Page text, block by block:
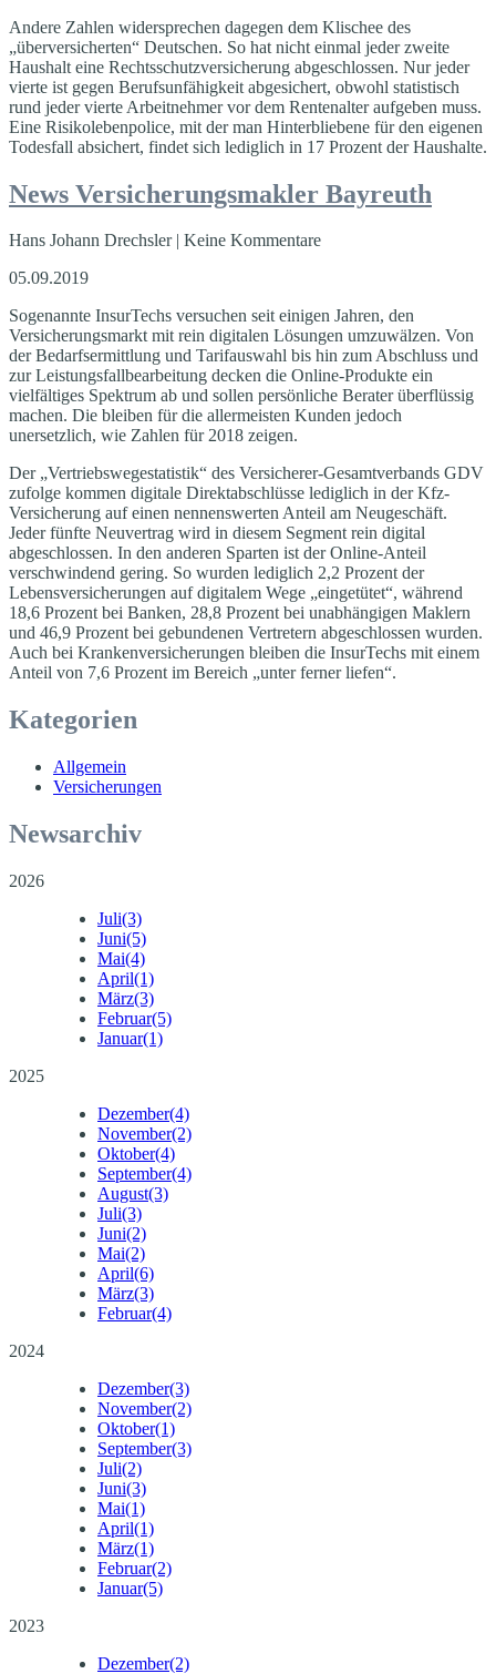
Andere Zahlen widersprechen dagegen dem Klischee des
„überversicherten“ Deutschen. So hat nicht einmal jeder zweite
Haushalt eine Rechtsschutzversicherung abgeschlossen. Nur jeder
vierte ist gegen Berufsunfähigkeit abgesichert, obwohl statistisch
rund jeder vierte Arbeitnehmer vor dem Rentenalter aufgeben muss.
Eine Risikolebenpolice, mit der man Hinterbliebene für den eigenen
Todesfall absichert, findet sich lediglich in 17 Prozent der Haushalte.
News Versicherungsmakler Bayreuth
Hans Johann Drechsler | Keine Kommentare
05.09.2019
Sogenannte InsurTechs versuchen seit einigen Jahren, den
Versicherungsmarkt mit rein digitalen Lösungen umzuwälzen. Von
der Bedarfsermittlung und Tarifauswahl bis hin zum Abschluss und
zur Leistungsfallbearbeitung decken die Online-Produkte ein
vielfältiges Spektrum ab und sollen persönliche Berater überflüssig
machen. Die bleiben für die allermeisten Kunden jedoch
unersetzlich, wie Zahlen für 2018 zeigen.
Der „Vertriebswegestatistik“ des Versicherer-Gesamtverbands GDV
zufolge kommen digitale Direktabschlüsse lediglich in der Kfz-
Versicherung auf einen nennenswerten Anteil am Neugeschäft.
Jeder fünfte Neuvertrag wird in diesem Segment rein digital
abgeschlossen. In den anderen Sparten ist der Online-Anteil
verschwindend gering. So wurden lediglich 2,2 Prozent der
Lebensversicherungen auf digitalem Wege „eingetütet“, während
18,6 Prozent bei Banken, 28,8 Prozent bei unabhängigen Maklern
und 46,9 Prozent bei gebundenen Vertretern abgeschlossen wurden.
Auch bei Krankenversicherungen bleiben die InsurTechs mit einem
Anteil von 7,6 Prozent im Bereich „unter ferner liefen“.
Kategorien
Allgemein
Versicherungen
Newsarchiv
2026
Juli(3)
Juni(5)
Mai(4)
April(1)
März(3)
Februar(5)
Januar(1)
2025
Dezember(4)
November(2)
Oktober(4)
September(4)
August(3)
Juli(3)
Juni(2)
Mai(2)
April(6)
März(3)
Februar(4)
2024
Dezember(3)
November(2)
Oktober(1)
September(3)
Juli(2)
Juni(3)
Mai(1)
April(1)
März(1)
Februar(2)
Januar(5)
2023
Dezember(2)